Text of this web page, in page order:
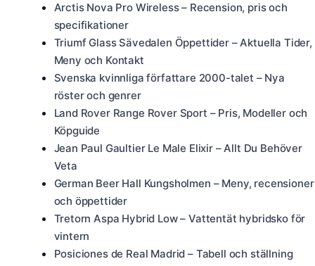
Arctis Nova Pro Wireless – Recension, pris och
specifikationer
Triumf Glass Sävedalen Öppettider – Aktuella Tider,
Meny och Kontakt
Svenska kvinnliga författare 2000-talet – Nya
röster och genrer
Land Rover Range Rover Sport – Pris, Modeller och
Köpguide
Jean Paul Gaultier Le Male Elixir – Allt Du Behöver
Veta
German Beer Hall Kungsholmen – Meny, recensioner
och öppettider
Tretorn Aspa Hybrid Low – Vattentät hybridsko för
vintern
Posiciones de Real Madrid – Tabell och ställning